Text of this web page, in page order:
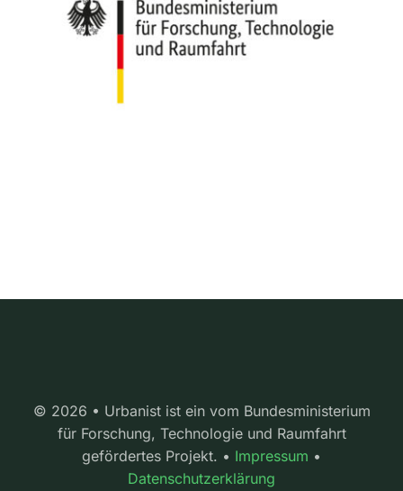
© 2026 • Urbanist ist ein vom Bundesministerium
für Forschung, Technologie und Raumfahrt
gefördertes Projekt. • Impressum •
Datenschutzerklärung